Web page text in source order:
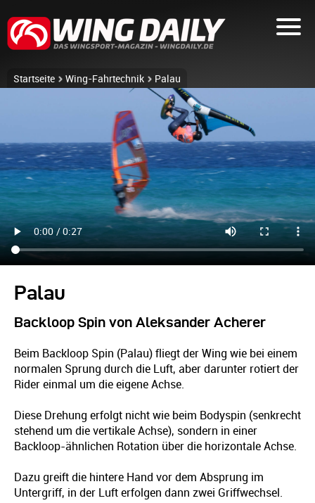
Startseite Wing-Fahrtechnik Palau
Palau
Backloop Spin von Aleksander Acherer
Beim Backloop Spin (Palau) fliegt der Wing wie bei einem
normalen Sprung durch die Luft, aber darunter rotiert der
Rider einmal um die eigene Achse.
Diese Drehung erfolgt nicht wie beim Bodyspin (senkrecht
stehend um die vertikale Achse), sondern in einer
Backloop-ähnlichen Rotation über die horizontale Achse.
Dazu greift die hintere Hand vor dem Absprung im
Untergriff, in der Luft erfolgen dann zwei Griffwechsel.